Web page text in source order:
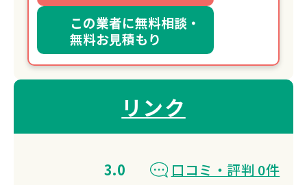
この業者に無料相談・
無料お見積もり
リンク
3.0
口コミ・評判 0件